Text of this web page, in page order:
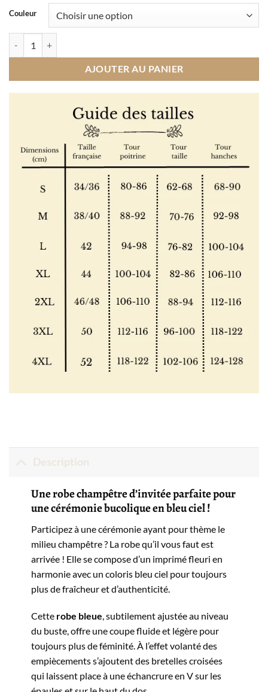
Couleur
AJOUTER AU PANIER
Description
Une robe champêtre d’invitée parfaite pour
une cérémonie bucolique en bleu ciel !
Participez à une cérémonie ayant pour thème le
milieu champêtre ? La robe qu’il vous faut est
arrivée ! Elle se compose d’un imprimé fleuri en
harmonie avec un coloris bleu ciel pour toujours
plus de fraîcheur et d’authenticité.
Cette robe bleue, subtilement ajustée au niveau
du buste, offre une coupe fluide et légère pour
toujours plus de féminité. À l’effet volanté des
empiècements s’ajoutent des bretelles croisées
qui laissent place à une échancrure en V sur les